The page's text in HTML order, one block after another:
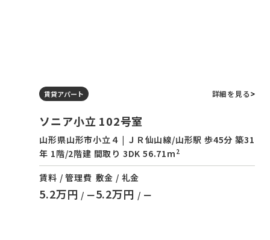
賃貸アパート 詳細を見る
ソニア小立 102号室
山形県山形市小立４ | ＪＲ仙山線/山形駅 歩45分 築31
年 1階/2階建 間取り 3DK 56.71m 2
賃料 / 管理費
5.2万円 / ー
敷金 / 礼金
5.2万円 / ー